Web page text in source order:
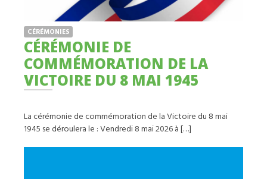
CÉRÉMONIES
CÉRÉMONIE DE
COMMÉMORATION DE LA
VICTOIRE DU 8 MAI 1945
La cérémonie de commémoration de la Victoire du 8 mai
1945 se déroulera le : Vendredi 8 mai 2026 à […]